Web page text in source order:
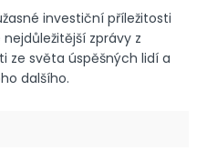
investiční příležitosti
zprávy z
ze světa úspěšných lidí a
dalšího.